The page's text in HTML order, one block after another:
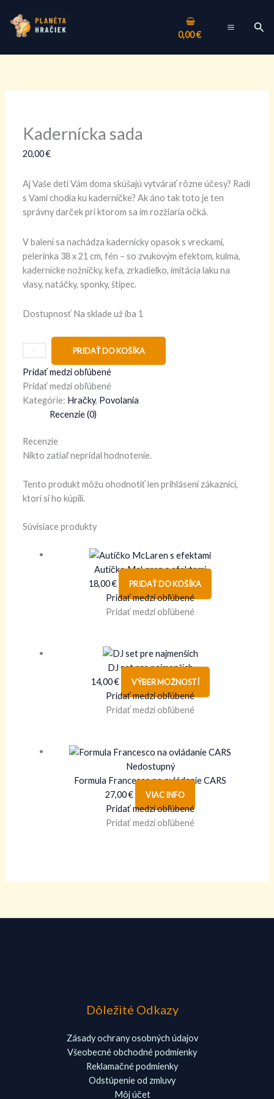
obsah
0,00€
MENU
Kadernícka sada
20,00€
Aj Vaše deti Vám doma skúšajú vytvárať rôzne účesy? Radi
s Vami chodia ku kaderníčke? Ak áno tak toto je ten
správny darček pri ktorom sa im rozžiaria očká.
V balení sa nachádza kadernícky opasok s vreckami,
pelerínka 38 x 21 cm, fén – so zvukovým efektom, kulma,
kadernícke nožničky, kefa, zrkadielko, imitácia laku na
vlasy, natáčky, sponky, štipec.
Dostupnosť Na sklade už iba 1
-
Kadernícka
sada
+ PRIDAŤ DO KOŠÍKA
Pridať medzi obľúbené
Pridať medzi obľúbené
Kategórie: Hračky, Povolania
Recenzie (0)
Recenzie
Nikto zatiaľ nepridal hodnotenie.
Tento produkt môžu ohodnotiť len prihlásení zákazníci,
ktorí si ho kúpili.
Súvisiace produkty
Autíčko McLaren s efektami
18,00€ PRIDAŤ DO KOŠÍKA
Pridať medzi obľúbené
Pridať medzi obľúbené
DJ set pre najmenších
14,00€ VÝBER MOŽNOSTÍ
si
Pridať medzi obľúbené
Pridať medzi obľúbené
Nedostupný
Formula Francesco na ovládanie CARS
27,00€ VIAC INFO
Pridať medzi obľúbené
Pridať medzi obľúbené
Dôležité Odkazy
Zásady ochrany osobných údajov
Všeobecné obchodné podmienky
Reklamačné podmienky
Odstúpenie od zmluvy
Môj účet